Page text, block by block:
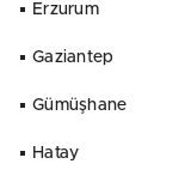
Erzurum
Gaziantep
Gümüşhane
Hatay